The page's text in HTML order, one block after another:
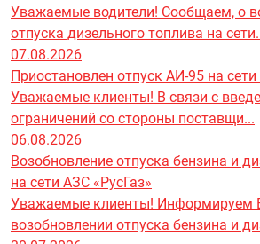
Уважаемые водители! Сообщаем, о
отпуска дизельного топлива на
07.08.2026
Приостановлен отпуск АИ-95 на
Уважаемые клиенты! В связи с
ограничений со стороны поставщи...
06.08.2026
Возобновление отпуска бензина и
на сети АЗС «РусГаз»
Уважаемые клиенты! Информируем
возобновлении отпуска бензина и